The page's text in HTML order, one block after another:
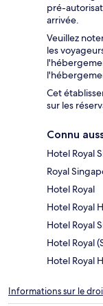
pré-
arrivée.
Veuillez
les
Cet
sur les
Connu
Hotel Royal
Royal
Hotel Royal
Hotel Royal
Hotel Royal
Hotel Royal
Hotel Royal
Informations sur le